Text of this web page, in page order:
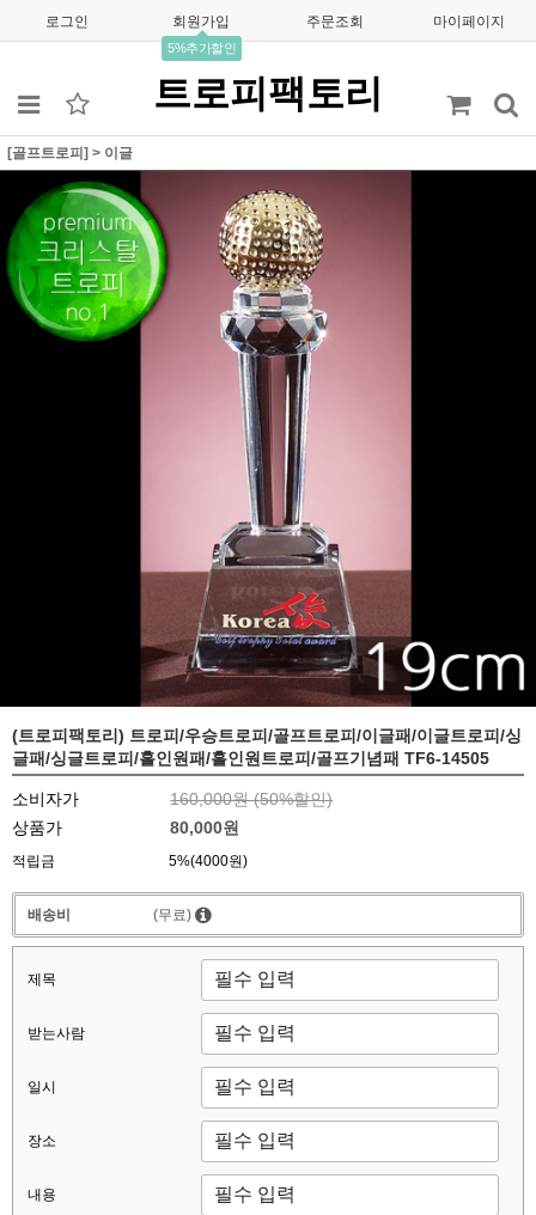
로그인 회원가입
5%추가할인
주문조회 마이페이지
트로피팩토리
[골프트로피] > 이글
(트로피팩토리) 트로피/우승트로피/골프트로피/이글패/이글트로피/싱
글패/싱글트로피/홀인원패/홀인원트로피/골프기념패 TF6-14505
소비자가 160,000원 (50%할인)
상품가
80,000원
적립금 5%(4000원)
배송비 (무료)
제목
받는사람
일시
장소
내용